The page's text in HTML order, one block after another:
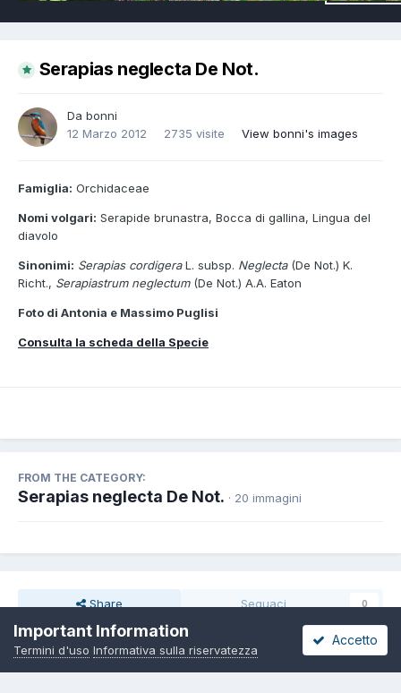
Serapias neglecta De Not.
Da bonni
12 Marzo 2012
2735 visite View bonni's images
Famiglia: Orchidaceae
Nomi volgari: Serapide brunastra, Bocca di gallina, Lingua del
diavolo
Sinonimi: Serapias cordigeraL. subsp. Neglecta(De Not.) K.
Richt., Serapiastrum neglectum (De Not.) A.A. Eaton
Foto di Antonia e Massimo Puglisi
Consulta la scheda della Specie
FROM THE CATEGORY:
Serapias neglecta De Not. · 20 immagini
Share Seguaci 0
Important Information
Termini d'uso Informativa sulla riservatezza
Accetto